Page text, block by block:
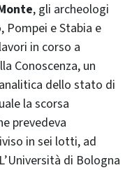
, gli archeologi
Pompei e Stabia e
in corso a
Conoscenza, un
dello stato di
la scorsa
prevedeva
in sei lotti, ad
di Bologna